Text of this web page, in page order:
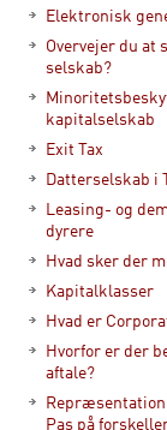
Elektronisk
Overvejer du at
selskab?
kapitalselskab
Exit Tax
Datterselskab i
Leasing- og
dyrere
Hvad sker der
Kapitalklasser
Hvad er
Hvorfor er der
aftale?
Pas på